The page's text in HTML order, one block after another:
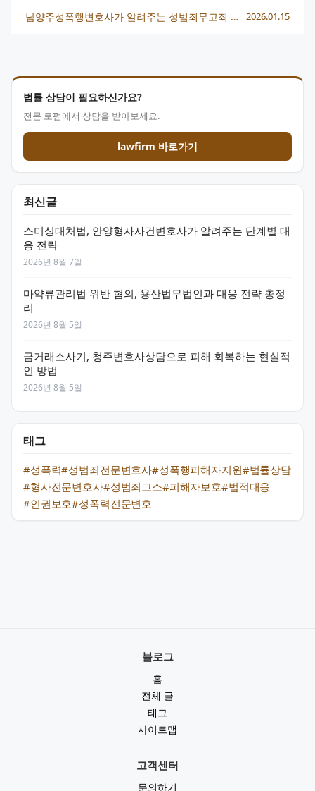
법률 상담이 필요하신가요?
전문 로펌에서 상담을 받아보세요.
lawfirm 바로가기
최신글
스미싱대처법, 안양형사사건변호사가 알려주는 단계별 대
응 전략
2026년 8월 7일
마약류관리법 위반 혐의, 용산법무법인과 대응 전략 총정
리
2026년 8월 5일
금거래소사기, 청주변호사상담으로 피해 회복하는 현실적
인 방법
2026년 8월 5일
태그
#성폭력#성범죄전문변호사#성폭행피해자지원#법률상담
#형사전문변호사#성범죄고소#피해자보호#법적대응
#인권보호#성폭력전문변호
남양주성폭행변호사가 알려주는 성범죄무고죄 대응 핵심 전략 2026.01.15
블로그
홈
전체 글
태그
사이트맵
고객센터
문의하기